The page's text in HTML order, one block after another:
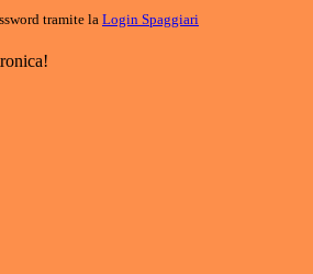
tramite la Login Spaggiari